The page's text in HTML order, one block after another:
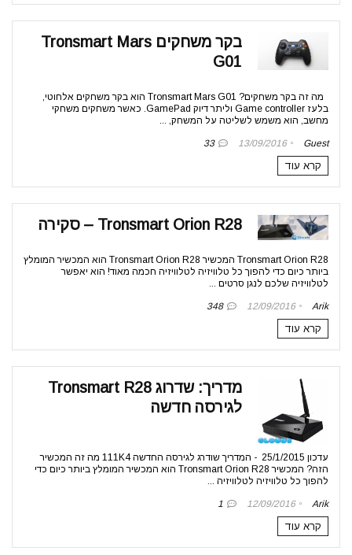
בקר משחקים Tronsmart Mars
G01
מה זה בקר משחקים? Tronsmart Mars G01 הוא בקר משחקים אלחוטי,
בלעז Game controller וליתר דיוק GamePad. כאשר משחקים משחקי
מחשב, הוא משמש לשליטה על המשחק, ...
Guest
13/09/2016
33
קרא עוד
Tronsmart Orion R28 – סקירה
Tronsmart Orion R28 המכשיר Tronsmart Orion R28 הוא המכשיר המומלץ
ביותר כיום כדי להפוך כל טלוויזיה לטלוויזיה חכמה מאוד! הוא יאפשר
לטלוויזיה שלכם לנגן סרטים ...
Arik
12/09/2016
348
קרא עוד
מדריך: שדרוג Tronsmart R28
לגירסה חדשה
עדכון 25/1/2015 - המדריך שודרג לגירסה החדשה 111K4 מה זה המכשיר
הזה? המכשיר Tronsmart Orion R28 הוא המכשיר המומלץ ביותר כיום כדי
להפוך כל טלוויזיה לטלוויזיה ...
Arik
12/09/2016
1
קרא עוד